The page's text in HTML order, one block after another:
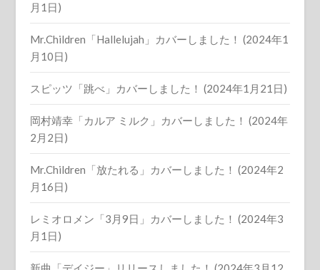
月1日)
Mr.Children「Hallelujah」カバーしました！ (2024年1
月10日)
スピッツ「跳べ」カバーしました！ (2024年1月21日)
岡村靖幸「カルア ミルク」カバーしました！ (2024年
2月2日)
Mr.Children「放たれる」カバーしました！ (2024年2
月16日)
レミオロメン「3月9日」カバーしました！ (2024年3
月1日)